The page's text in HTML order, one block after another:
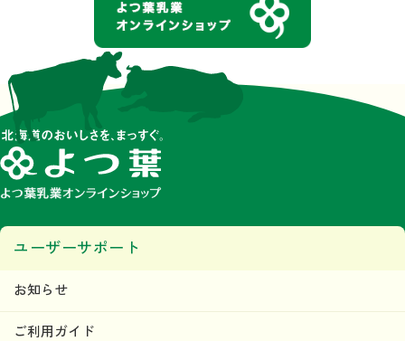
ユーザーサポート
お知らせ
ご利用ガイド